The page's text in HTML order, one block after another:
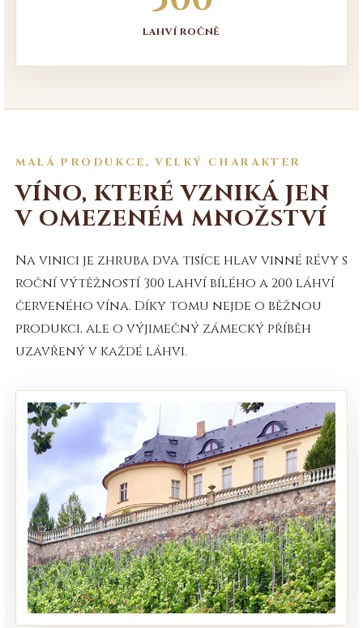
LAHVÍ ROČNĚ
MALÁ PRODUKCE, VELKÝ CHARAKTER
VÍNO, KTERÉ VZNIKÁ JEN
V OMEZENÉM MNOŽSTVÍ
Na vinici je zhruba dva tisíce hlav vinné révy s
roční výtěžností 300 lahví bílého a 200 láhví
červeného vína. Díky tomu nejde o běžnou
produkci, ale o výjimečný zámecký příběh
uzavřený v každé láhvi.